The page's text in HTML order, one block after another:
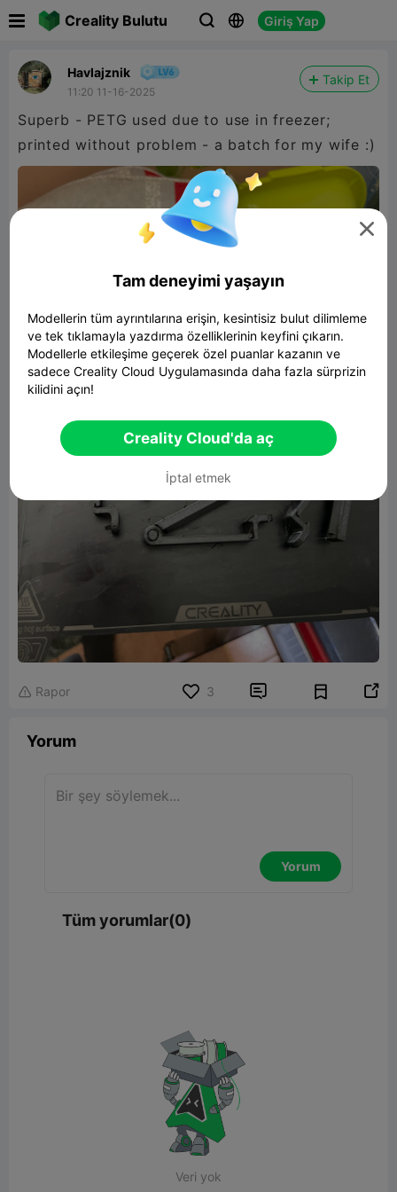
Creality Bulutu   Giriş Yap
Havlajznik
11:20 11-16-2025
Takip Et
Superb - PETG used due to use in freezer;
printed without problem - a batch for my wife :)
 Rapor 3  
Yorum
Yorum
Tüm yorumlar(0)
Veri yok

Tam deneyimi yaşayın
Modellerin tüm ayrıntılarına erişin, kesintisiz bulut dilimleme
ve tek tıklamayla yazdırma özelliklerinin keyfini çıkarın.
Modellerle etkileşime geçerek özel puanlar kazanın ve
sadece Creality Cloud Uygulamasında daha fazla sürprizin
kilidini açın!
Creality Cloud'da aç
İptal etmek